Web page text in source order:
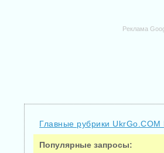
Реклама
Главные рубрики UkrGo.COM
Популярные запросы: